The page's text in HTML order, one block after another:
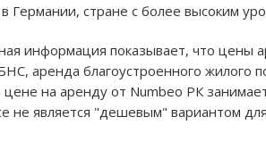
Германии, стране с более высоким
информация показывает, что цены
аренда благоустроенного жилого
цене на аренду от Numbeo РК
не является "дешевым" вариантом